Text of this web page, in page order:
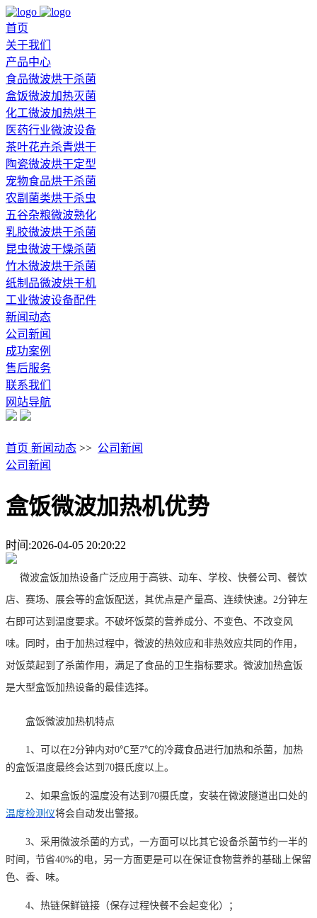
首页
关于我们
产品中心
食品微波烘干杀菌
盒饭微波加热灭菌
化工微波加热烘干
医药行业微波设备
茶叶花卉杀青烘干
陶瓷微波烘干定型
宠物食品烘干杀菌
农副菌类烘干杀虫
五谷杂粮微波熟化
乳胶微波烘干杀菌
昆虫微波干燥杀菌
竹木微波烘干杀菌
纸制品微波烘干机
工业微波设备配件
新闻动态
公司新闻
成功案例
售后服务
联系我们
网站导航
首页 新闻动态 >> 公司新闻
公司新闻
盒饭微波加热机优势
时间:2026-04-05 20:20:22
微波盒饭加热设备广泛应用于高铁、动车、学校、快餐公司、餐饮
店、赛场、展会等的盒饭配送，其优点是产量高、连续快速。2分钟左
右即可达到温度要求。不破坏饭菜的营养成分、不变色、不改变风
味。同时，由于加热过程中，微波的热效应和非热效应共同的作用，
对饭菜起到了杀菌作用，满足了食品的卫生指标要求。微波加热盒饭
是大型盒饭加热设备的最佳选择。
盒饭微波加热机特点
1、可以在2分钟内对0℃至7℃的冷藏食品进行加热和杀菌，加热
的盒饭温度最终会达到70摄氏度以上。
2、如果盒饭的温度没有达到70摄氏度，安装在微波隧道出口处的
温度检测仪将会自动发出警报。
3、采用微波杀菌的方式，一方面可以比其它设备杀菌节约一半的
时间，节省40%的电，另一方面更是可以在保证食物营养的基础上保留
色、香、味。
4、热链保鲜链接（保存过程快餐不会起变化）；